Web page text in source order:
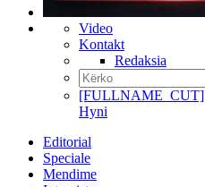
Video
Kontakt
Redaksia
[FULLNAME_CUT]
Hyni
Editorial
Speciale
Mendime